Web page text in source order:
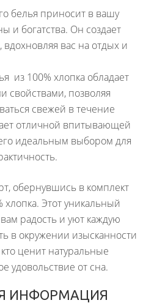
белья приносит в вашу
и богатства. Он создает
вас на отдых и
из 100% хлопка обладает
позволяя
свежей в течение
отличной впитывающей
идеальным выбором для
обернувшись в комплект
хлопка. Этот уникальный
радость и уют каждую
в окружении изысканности
ценит натуральные
удовольствие от сна.
ИНФОРМАЦИЯ